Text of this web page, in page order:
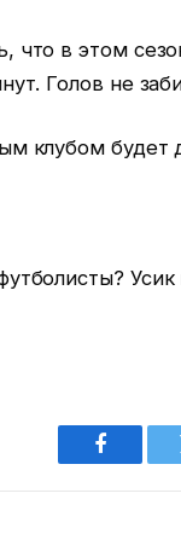
что в этом
Голов не
клубом будет